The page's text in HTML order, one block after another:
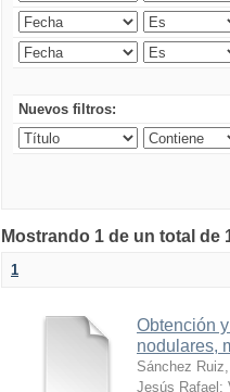
Nuevos filtros:
Mostrando 1 de un total de
1
Obtención
nodulares,
Sánchez Ruiz,
Jesús Rafael ;